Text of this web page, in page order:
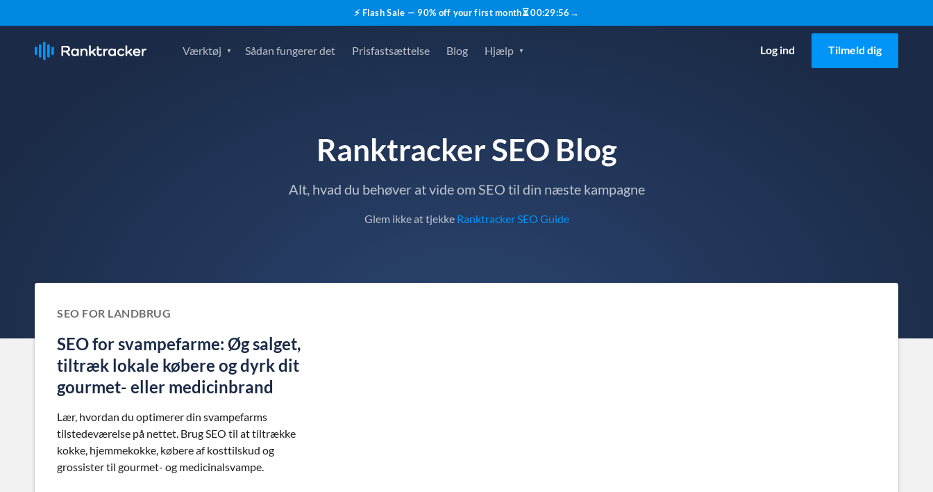
⚡ Flash Sale — 90% off your first month⏳00:29:55 →
Værktøj Sådan fungerer det Prisfastsættelse Blog Hjælp Log ind Tilmeld dig
Ranktracker SEO Blog
Alt, hvad du behøver at vide om SEO til din næste kampagne
Glem ikke at tjekke Ranktracker SEO Guide
SEO FOR LANDBRUG
SEO for svampefarme: Øg salget,
tiltræk lokale købere og dyrk dit
gourmet- eller medicinbrand
Lær, hvordan du optimerer din svampefarms
tilstedeværelse på nettet. Brug SEO til at tiltrække
kokke, hjemmekokke, købere af kosttilskud og
grossister til gourmet- og medicinalsvampe.